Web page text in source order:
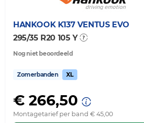
HANKOOK K137 VENTUS EVO
295/35 R20 105 Y
Nog niet beoordeeld
Zomerbanden XL
€ 266,50
Montagetarief per band € 45,00